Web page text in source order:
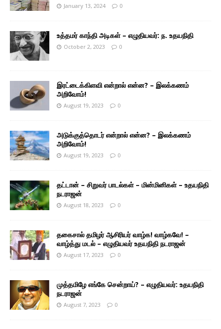
January 13, 2024 0
உத்தமர் காந்தி அடிகள் – எழுதியவர்: ந. உதயநிதி
October 2, 2023 0
இரட்டைக்கிளவி என்றால் என்ன? – இலக்கணம்
அறிவோம்!
August 19, 2023 0
அடுக்குத்தொடர் என்றால் என்ன? – இலக்கணம்
அறிவோம்!
August 19, 2023 0
தட்டான் – சிறுவர் பாடல்கள் – மின்மினிகள் – உதயநிதி
நடராஜன்
August 18, 2023 0
தகைசால் தமிழர் ஆசிரியர் வாழ்க! வாழ்கவே! –
வாழ்த்து மடல் – எழுதியவர் உதயநிதி நடராஜன்
August 17, 2023 0
முத்தமிழே எங்கே சென்றாய்? – எழுதியவர்: உதயநிதி
நடராஜன்
August 7, 2023 0